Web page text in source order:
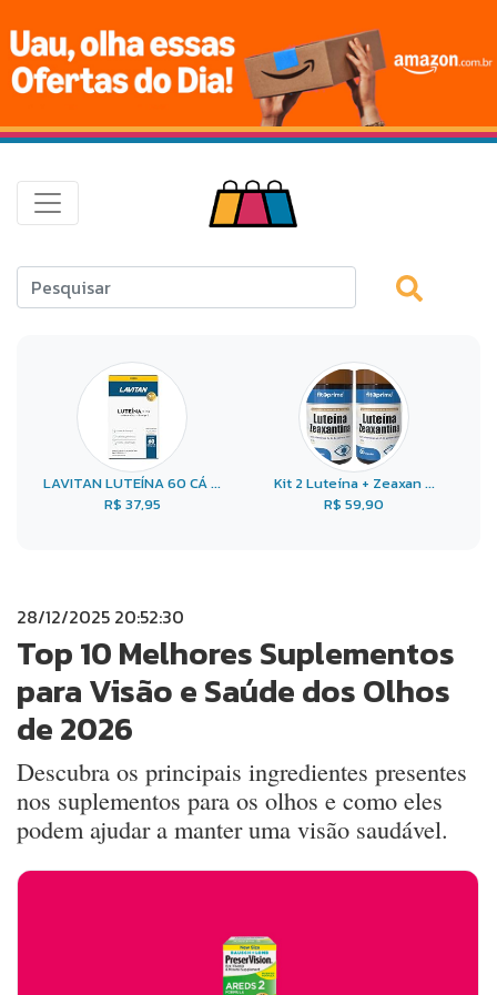
LAVITAN LUTEÍNA 60 CÁ ...
R$ 37,95
Kit 2 Luteína + Zeaxan ...
R$ 59,90
28/12/2025 20:52:30
Top 10 Melhores Suplementos
para Visão e Saúde dos Olhos
de 2026
Descubra os principais ingredientes presentes
nos suplementos para os olhos e como eles
podem ajudar a manter uma visão saudável.